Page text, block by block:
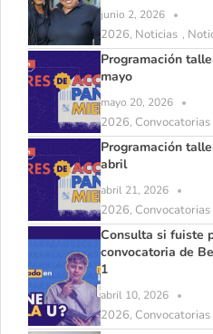
junio 2, 2026
2026, Noticias ,
Programación
mayo
mayo 20, 2026
2026, Convocatorias
Programación
abril
abril 21, 2026
2026, Convocatorias
Consulta si fuiste
convocatoria de
1
abril 10, 2026
2026, Convocatorias